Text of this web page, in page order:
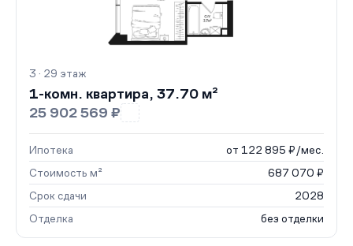
3 · 29 этаж
1-комн. квартира, 37.70 м²
25 902 569 ₽
Ипотека
от 122 895 ₽/мес.
Стоимость м²
687 070 ₽
Срок сдачи
2028
Отделка
без отделки